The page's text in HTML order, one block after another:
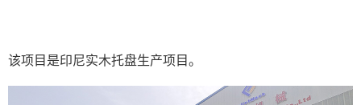
该项目是印尼实木托盘生产项目。